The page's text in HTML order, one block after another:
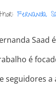
Fernanda
Saad
é
seguidores